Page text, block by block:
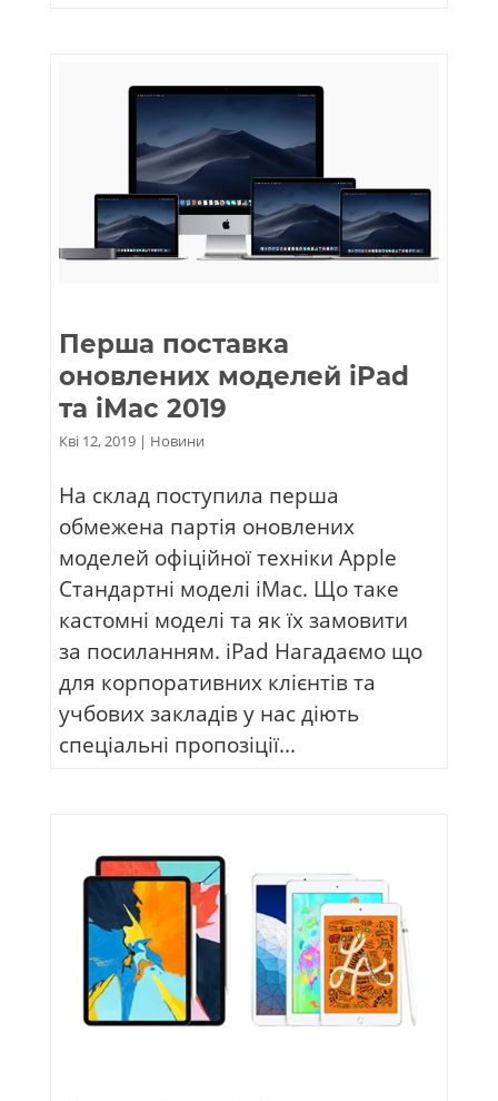
Перша поставка
оновлених моделей iPad
та iMac 2019
Кві 12, 2019| Новини
На склад поступила перша
обмежена партія оновлених
моделей офіційної техніки Apple
Cтандартні моделі iMac. Що таке
кастомні моделі та як їх замовити
за посиланням. iPad Нагадаємо що
для корпоративних клієнтів та
учбових закладів у нас діють
спеціальні пропозіції...